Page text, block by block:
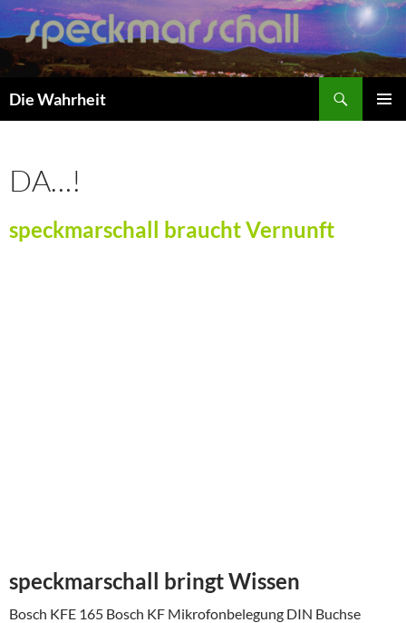
Zum
Inhalt
springen
Die Wahrheit
DA…!
speckmarschall braucht Vernunft
speckmarschall bringt Wissen
Bosch KFE 165 Bosch KF Mikrofonbelegung DIN Buchse